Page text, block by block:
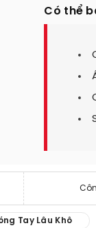
Có thể
Tay Lâu Khô